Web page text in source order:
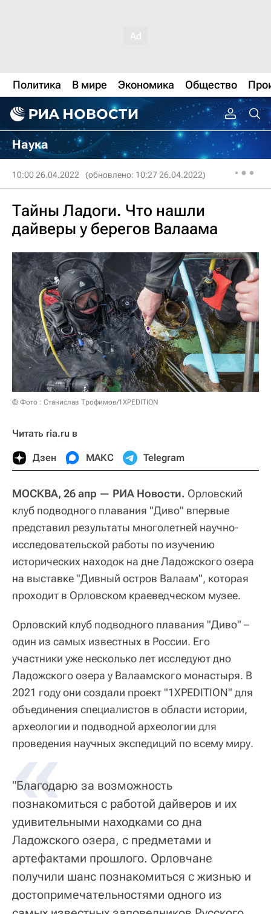
Политика В мире Экономика Общество
Наука
10:00 26.04.2022 (обновлено: 10:27 26.04.2022)
Тайны Ладоги. Что нашли
дайверы у берегов Валаама
© Фото : Станислав Трофимов/1XPEDITION
Читать ria.ru в
Дзен МАКС Telegram
МОСКВА, 26 апр — РИА Новости. Орловский
клуб подводного плавания "Диво" впервые
представил результаты многолетней научно-
исследовательской работы по изучению
исторических находок на дне Ладожского озера
на выставке "Дивный остров Валаам", которая
проходит в Орловском краеведческом музее.
Орловский клуб подводного плавания "Диво" –
один из самых известных в России. Его
участники уже несколько лет исследуют дно
Ладожского озера у Валаамского монастыря. В
2021 году они создали проект "1XPEDITION" для
объединения специалистов в области истории,
археологии и подводной археологии для
проведения научных экспедиций по всему миру.
«
"Благодарю за возможность
познакомиться с работой дайверов и их
удивительными находками со дна
Ладожского озера, с предметами и
артефактами прошлого. Орловчане
получили шанс познакомиться с жизнью и
достопримечательностями одного из